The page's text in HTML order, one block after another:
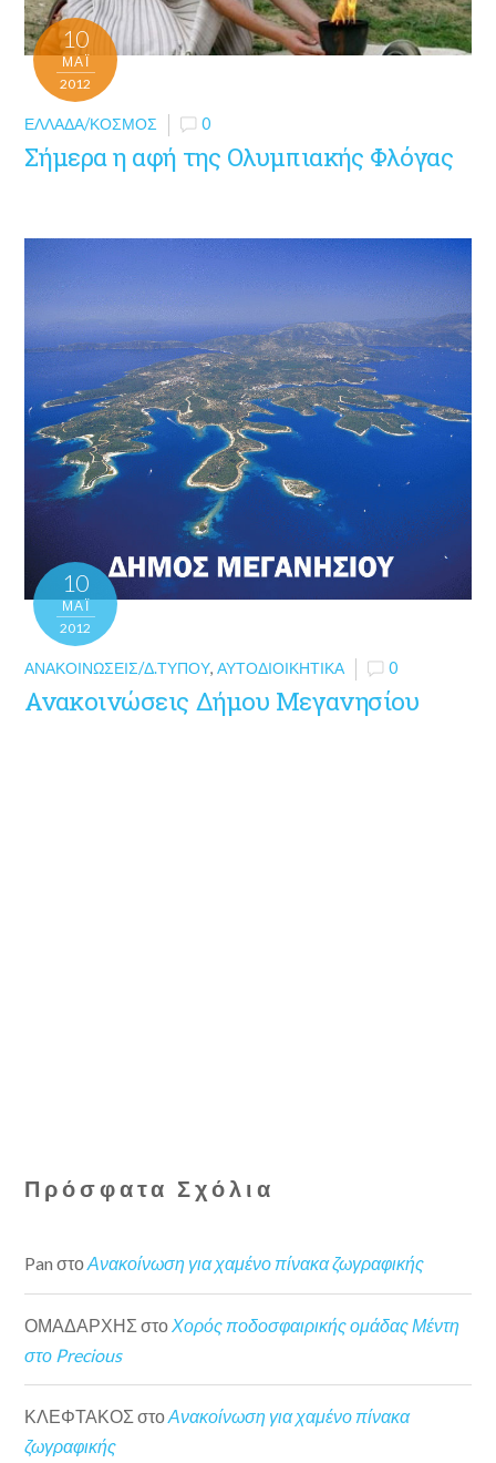
10
ΜΑΪ́
2012
ΕΛΛΆΔΑ/ΚΌΣΜΟΣ 0
Σήμερα η αφή της Ολυμπιακής Φλόγας
10
ΜΑΪ́
2012
ΑΝΑΚΟΙΝΏΣΕΙΣ/Δ.ΤΎΠΟΥ,ΑΥΤΟΔΙΟΙΚΗΤΙΚΆ 0
Ανακοινώσεις Δήμου Μεγανησίου
Πρόσφατα Σχόλια
Pan στοΑνακοίνωση για χαμένο πίνακα ζωγραφικής
ΟΜΑΔΑΡΧΗΣ στο Χορός ποδοσφαιρικής ομάδας Μέντη
στο Precious
ΚΛΕΦΤΑΚΟΣ στοΑνακοίνωση για χαμένο πίνακα
ζωγραφικής